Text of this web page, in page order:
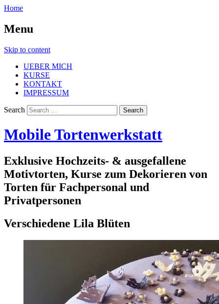
Home
Menu
Skip to content
UEBER MICH
KURSE
KONTAKT
IMPRESSUM
Search
Mobile Tortenwerkstatt
Exklusive Hochzeits- & ausgefallene
Motivtorten, Kurse zum Dekorieren von
Torten für Fachpersonal und
Privatpersonen
Verschiedene Lila Blüten